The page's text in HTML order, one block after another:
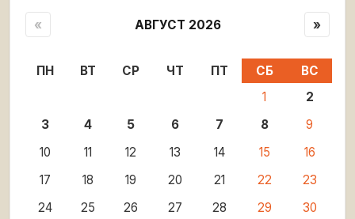
« АВГУСТ 2026 »
ПН ВТ СР ЧТ ПТ СБ
ВС
1
2
3
4 5 6 7 8
9
10
11 12 13 14 15
16
17
18 19 20 21 22
23
24
25 26 27 28 29
30